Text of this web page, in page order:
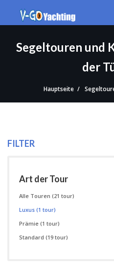
Segeltouren und
der
Hauptseite
FILTER
Art der Tour
Alle Touren (21 tour)
Luxus (1 tour)
Prämie (1 tour)
Standard (19 tour)